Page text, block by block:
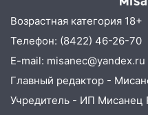
Дорожный
экватор: в
обновили половину
16:31 В
капитально
многоквартирный
Возрастная категория 18+
Телефон: (8422) 46-26-70
E-mail: misanec@yandex.ru
Главный редактор -
Учредитель - ИП Мисанец